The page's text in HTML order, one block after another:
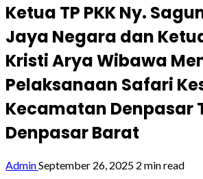
Ketua TP PKK Ny.
Jaya Negara dan
Kristi Arya Wibawa
Pelaksanaan Safari
Kecamatan Denpasar
Denpasar Barat
AdminSeptember 26, 2025 2 min read